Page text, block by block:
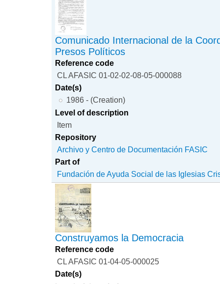
Comunicado Internacional de la
Presos Políticos
Reference code
CL AFASIC 01-02-02-08-05-000088
Date(s)
1986 - (Creation)
Level of description
Item
Repository
Archivo y Centro de Documentación FASIC
Part of
Fundación de Ayuda Social de las Iglesias
Construyamos la Democracia
Reference code
CL AFASIC 01-04-05-000025
Date(s)